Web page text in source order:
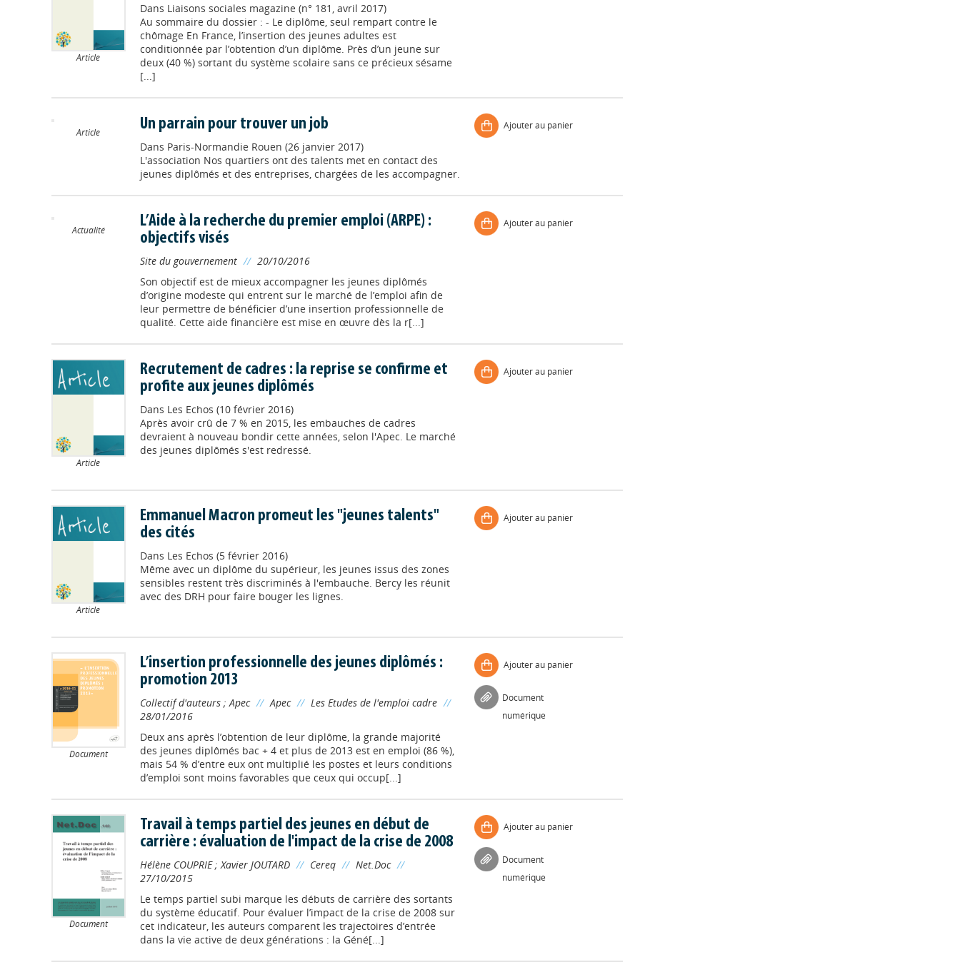
Article
Dans Liaisons sociales magazine (n° 181, avril 2017)
Au sommaire du dossier : - Le diplôme, seul rempart contre le
chômage En France, l’insertion des jeunes adultes est
conditionnée par l’obtention d’un diplôme. Près d’un jeune sur
deux (40 %) sortant du système scolaire sans ce précieux sésame
[...]
Article Un parrain pour trouver un job
Dans Paris-Normandie Rouen (26 janvier 2017)
L'association Nos quartiers ont des talents met en contact des
jeunes diplômés et des entreprises, chargées de les accompagner.
Ajouter au panier
Actualité
L’Aide à la recherche du premier emploi (ARPE) :
objectifs visés
Site du gouvernement // 20/10/2016
Son objectif est de mieux accompagner les jeunes diplômés
d’origine modeste qui entrent sur le marché de l’emploi afin de
leur permettre de bénéficier d’une insertion professionnelle de
qualité. Cette aide financière est mise en œuvre dès la r[...]
Ajouter au panier
Article
Recrutement de cadres : la reprise se confirme et
profite aux jeunes diplômés
Dans Les Echos (10 février 2016)
Après avoir crû de 7 % en 2015, les embauches de cadres
devraient à nouveau bondir cette années, selon l'Apec. Le marché
des jeunes diplômés s'est redressé.
Ajouter au panier
Article
Emmanuel Macron promeut les "jeunes talents"
des cités
Dans Les Echos (5 février 2016)
Même avec un diplôme du supérieur, les jeunes issus des zones
sensibles restent très discriminés à l'embauche. Bercy les réunit
avec des DRH pour faire bouger les lignes.
Ajouter au panier
Document
L’insertion professionnelle des jeunes diplômés :
promotion 2013
Collectif d'auteurs; Apec // Apec // Les Etudes de l'emploi cadre //
28/01/2016
Deux ans après l’obtention de leur diplôme, la grande majorité
des jeunes diplômés bac + 4 et plus de 2013 est en emploi (86 %),
mais 54 % d’entre eux ont multiplié les postes et leurs conditions
d’emploi sont moins favorables que ceux qui occup[...]
Ajouter au panier
Document
numérique
Document
Travail à temps partiel des jeunes en début de
carrière : évaluation de l'impact de la crise de 2008
Hélène COUPRIE; Xavier JOUTARD // Cereq // Net.Doc //
27/10/2015
Le temps partiel subi marque les débuts de carrière des sortants
du système éducatif. Pour évaluer l’impact de la crise de 2008 sur
cet indicateur, les auteurs comparent les trajectoires d’entrée
dans la vie active de deux générations : la Géné[...]
Ajouter au panier
Document
numérique